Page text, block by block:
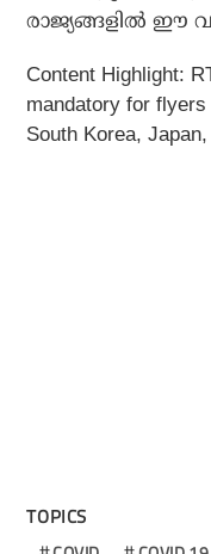
രാജ്യങ്ങളില്‍ ഈ
Content Highlight:
mandatory for
South Korea,
TOPICS